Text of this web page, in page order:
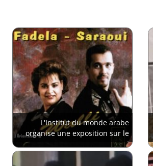
L'Institut du monde arabe
organise une exposition sur le
raï